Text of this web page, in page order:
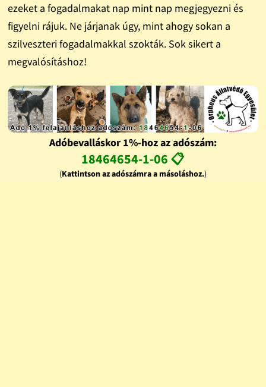
ezeket a fogadalmakat nap mint nap megjegyezni és
figyelni rájuk. Ne járjanak úgy, mint ahogy sokan a
szilveszteri fogadalmakkal szokták. Sok sikert a
megvalósításhoz!
Adóbevalláskor 1%-hoz az adószám:
18464654-1-06 📋
(Kattintson az adószámra a másoláshoz.)